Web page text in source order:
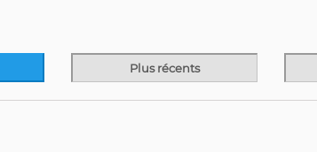
Plus récents